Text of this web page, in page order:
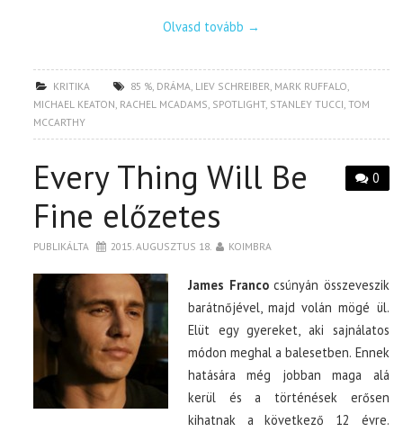
Olvasd tovább →
KRITIKA 85 % DRÁMA LIEV SCHREIBER MARK RUFFALO
MICHAEL KEATON RACHEL MCADAMS SPOTLIGHT, STANLEY TUCCI ,TOM
MCCARTHY
0
Every Thing Will Be
Fine előzetes
PUBLIKÁLTA 2015. AUGUSZTUS 18. KOIMBRA
James Francocsúnyán összeveszik
barátnőjével, majd volán mögé ül.
Elüt egy gyereket, aki sajnálatos
módon meghal a balesetben. Ennek
hatására még jobban maga alá
kerül és a történések erősen
kihatnak a következő 12 évre.